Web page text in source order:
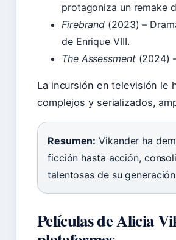
protagoniza un remake
Firebrand (2023) –
de Enrique VIII.
The Assessment(2024)
La incursión en televisión le
complejos y serializados,
Resumen: Vikander ha
ficción hasta acción,
talentosas de su
Películas de Alicia